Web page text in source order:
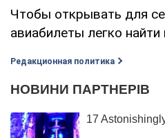
Чтобы открывать для
авиабилеты легко найти
Редакционная политика